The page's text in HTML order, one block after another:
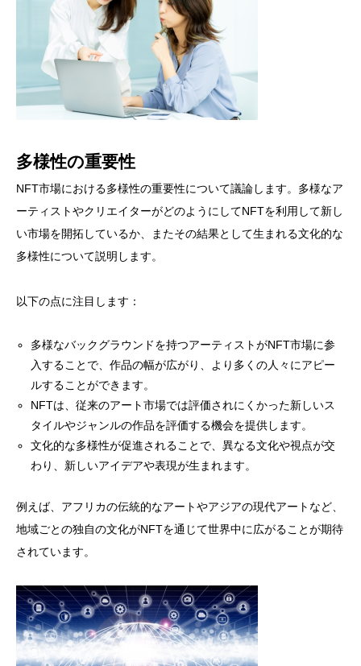
多様性の重要性
NFT市場における多様性の重要性について議論します。多様なア
ーティストやクリエイターがどのようにしてNFTを利用して新し
い市場を開拓しているか、またその結果として生まれる文化的な
多様性について説明します。
以下の点に注目します：
多様なバックグラウンドを持つアーティストがNFT市場に参
入することで、作品の幅が広がり、より多くの人々にアピー
ルすることができます。
NFTは、従来のアート市場では評価されにくかった新しいス
タイルやジャンルの作品を評価する機会を提供します。
文化的な多様性が促進されることで、異なる文化や視点が交
わり、新しいアイデアや表現が生まれます。
例えば、アフリカの伝統的なアートやアジアの現代アートなど、
地域ごとの独自の文化がNFTを通じて世界中に広がることが期待
されています。